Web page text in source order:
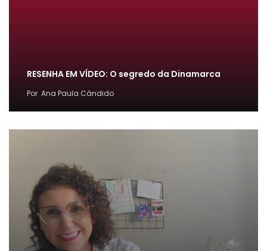
RESENHA EM VÍDEO: O segredo da Dinamarca
Por Ana Paula Cândido